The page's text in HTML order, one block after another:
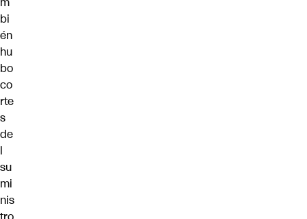
bi
én
hu
bo
co
rte
s
de
l
su
mi
nis